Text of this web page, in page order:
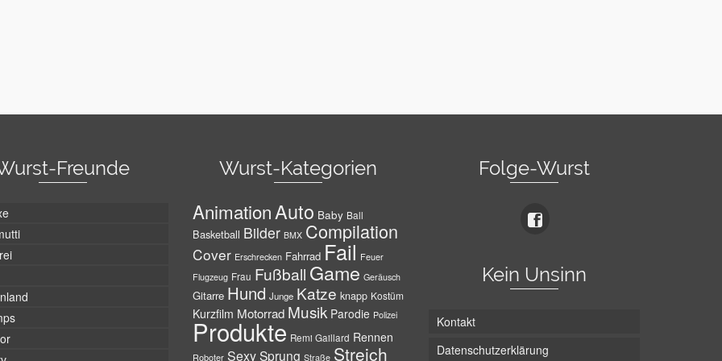
Freunde Wurst-Kategorien
AnimationAuto Baby Ball
Basketball Bilder BMX Compilation
Cover Erschrecken Fahrrad Fail Feuer
Flugzeug Frau Fußball Game Geräusch
Gitarre Hund Junge Katze knapp Kostüm
Kurzfilm Motorrad Musik Parodie Polizei
Produkte Remi Gaillard Rennen
Roboter SexySprung Straße Streich
Folge-Wurst
Kein Unsinn
Kontakt
Datenschutzerklärung